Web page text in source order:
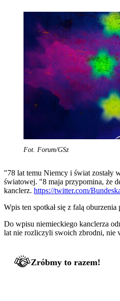
Fot. Forum/GSz
"78 lat temu Niemcy i świat zostały
światowej. "8 maja przypomina, że
kanclerz. https://twitter.com/
Wpis ten spotkał się z falą
Do wpisu niemieckiego kanclerza
lat nie rozliczyli swoich zbrodni, nie
Zróbmy to razem!